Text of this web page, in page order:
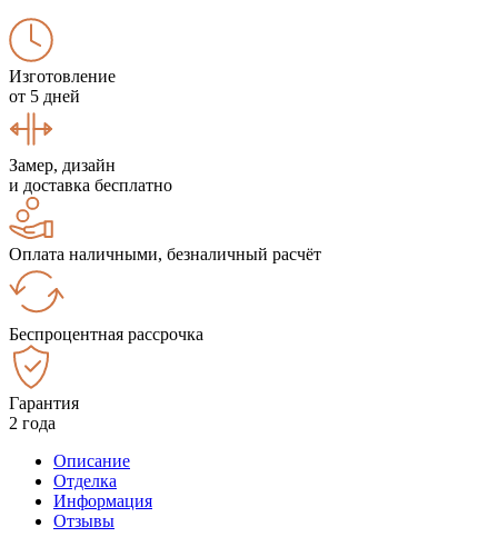
Изготовление
от 5 дней
Замер, дизайн
и доставка бесплатно
Оплата наличными, безналичный расчёт
Беспроцентная рассрочка
Гарантия
2 года
Описание
Отделка
Информация
Отзывы